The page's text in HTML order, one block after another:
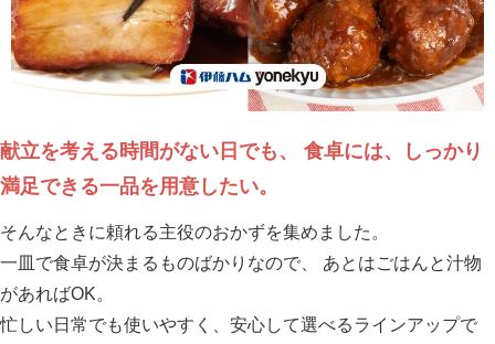
献立を考える時間がない日でも、 食卓には、しっかり
満足できる一品を用意したい。
そんなときに頼れる主役のおかずを集めました。
一皿で食卓が決まるものばかりなので、 あとはごはんと汁物
があればOK。
忙しい日常でも使いやすく、安心して選べるラインアップで